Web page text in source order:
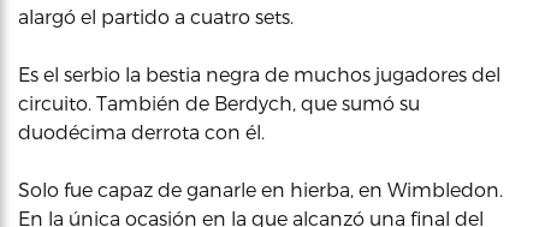
alargó el partido a cuatro sets.
Es el serbio la bestia negra de muchos jugadores del
circuito. También de Berdych, que sumó su
duodécima derrota con él.
Solo fue capaz de ganarle en hierba, en Wimbledon.
En la única ocasión en la que alcanzó una final del